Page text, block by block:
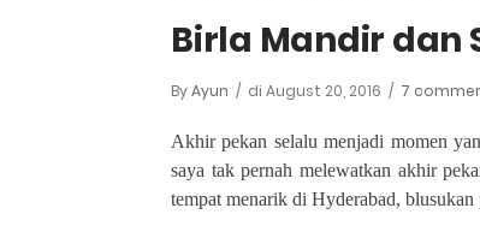
Birla Mandir dan
ByAyun di August 20, 2016 7
Akhir pekan selalu menjadi momen
saya tak pernah melewatkan akhir
tempat menarik di Hyderabad,